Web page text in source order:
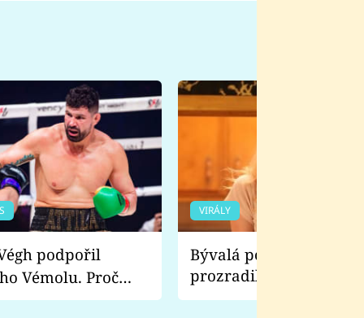
Vémolu. Proč
zápasit s ním než
VIRÁLY
Bývalá pornoherečka
prozradila, co ji
natáčení Euforie.